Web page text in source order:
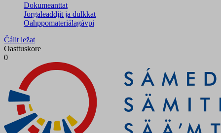
Dokumeanttat
Jorgaleaddjit ja dulkkat
Oahppomateriálagávpi
Čálit iežat
Oasttuskore
0